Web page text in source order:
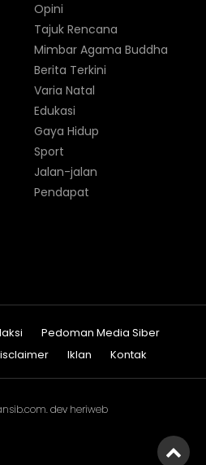
Opini
Tajuk Rencana
Mimbar Agama Buddha
Berita Terkini
Varia Natal
Edukasi
Gaya Hidup
Sport
Jalan-jalan
Pendapat
Pedoman Media Siber
Iklan Kontak
. dev heriweb